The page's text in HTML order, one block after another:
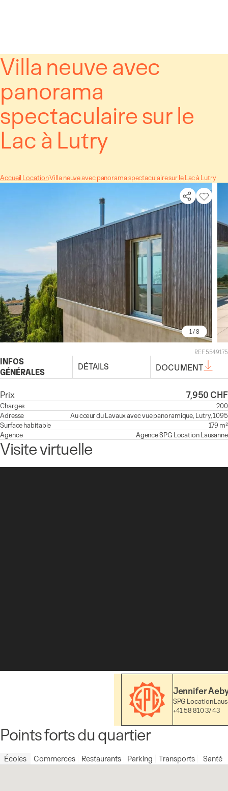
Villa neuve avec
panorama
spectaculaire sur le
Lac à Lutry
Accueil LocationVilla neuve avec panorama spectaculaire sur le Lac à Lutry
1 / 8
REF 5549175
INFOS
GÉNÉRALES
DÉTAILS DOCUMENT
Prix 7,950 CHF
Charges
200
Adresse
Au cœur du Lavaux avec vue panoramique, Lutry, 1095
Surface habitable
179 m²
Agence
AgenceSPG Location Lausanne
Visite virtuelle
Jennifer
SPG Location
+41 58 810 37 43
Points forts du quartier
Écoles Commerces Restaurants Parking Transports Santé